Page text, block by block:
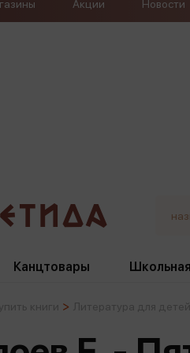
Акции Новости
Канцтовары